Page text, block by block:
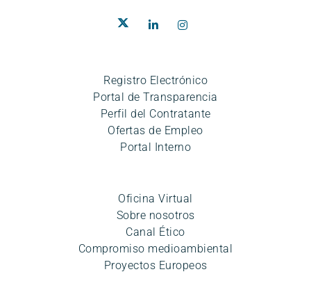
Registro Electrónico
Portal de Transparencia
Perfil del Contratante
Ofertas de Empleo
Portal Interno
Oficina Virtual
Sobre nosotros
Canal Ético
Compromiso medioambiental
Proyectos Europeos